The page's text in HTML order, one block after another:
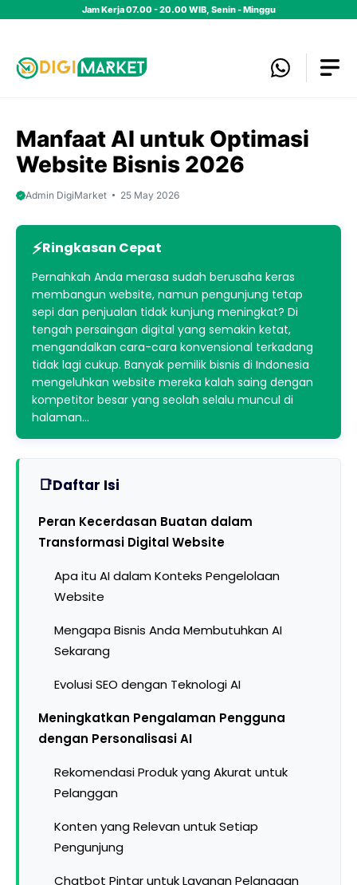
Jam Kerja 07.00 - 20.00 WIB, Senin - Minggu
Manfaat AI untuk Optimasi
Website Bisnis 2026
Admin DigiMarket 25 May 2026
Ringkasan Cepat
Pernahkah Anda merasa sudah berusaha keras
membangun website, namun pengunjung tetap
sepi dan penjualan tidak kunjung meningkat? Di
tengah persaingan digital yang semakin ketat,
mengandalkan cara-cara konvensional terkadang
tidak lagi cukup. Banyak pemilik bisnis di Indonesia
mengeluhkan website mereka kalah saing dengan
kompetitor besar yang seolah selalu muncul di
halaman…
Daftar Isi
Peran Kecerdasan Buatan dalam
Transformasi Digital Website
Apa itu AI dalam Konteks Pengelolaan
Website
Mengapa Bisnis Anda Membutuhkan AI
Sekarang
Evolusi SEO dengan Teknologi AI
Meningkatkan Pengalaman Pengguna
dengan Personalisasi AI
Rekomendasi Produk yang Akurat untuk
Pelanggan
Konten yang Relevan untuk Setiap
Pengunjung
Chatbot Pintar untuk Layanan Pelanggan